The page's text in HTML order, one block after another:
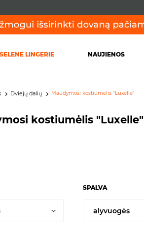
SELENE LINGERIE NAUJIENOS
Dviejų dalių Maudymosi kostiumėlis "Luxelle"
kostiumėlis "Luxelle"
SPALVA